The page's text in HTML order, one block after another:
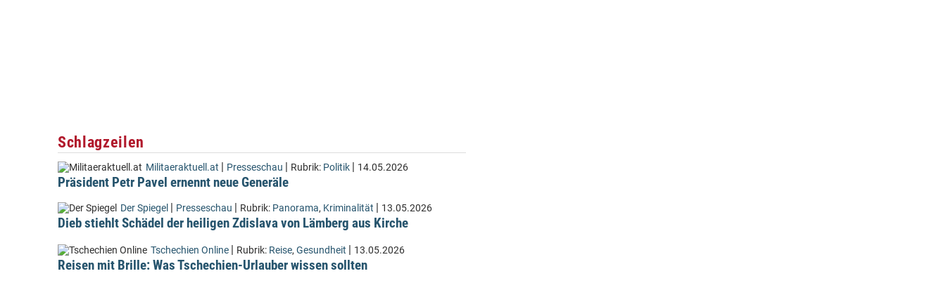
Schlagzeilen
Militaeraktuell.at | Presseschau | Rubrik: Politik | 14.05.2026
Präsident Petr Pavel ernennt neue Generäle
Der Spiegel | Presseschau | Rubrik: Panorama, Kriminalität | 13.05.2026
Dieb stiehlt Schädel der heiligen Zdislava von Lämberg aus Kirche
Tschechien Online | Rubrik: Reise, Gesundheit | 13.05.2026
Reisen mit Brille: Was Tschechien-Urlauber wissen sollten